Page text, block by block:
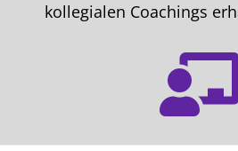
kollegialen Coachings